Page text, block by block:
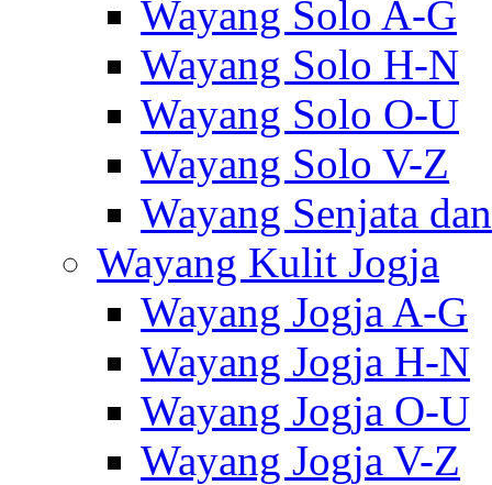
Wayang Solo A-G
Wayang Solo H-N
Wayang Solo O-U
Wayang Solo V-Z
Wayang Senjata
Wayang Kulit Jogja
Wayang Jogja A-G
Wayang Jogja H-N
Wayang Jogja O-U
Wayang Jogja V-Z